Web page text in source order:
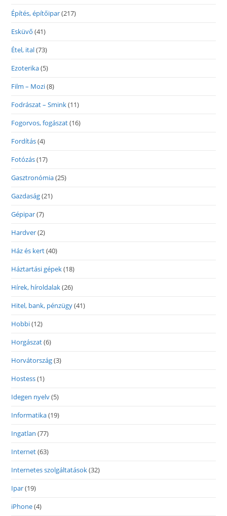
Építés, építőipar(217)
Esküvő (41)
Étel, ital(73)
Ezoterika(5)
Film – Mozi(8)
Fodrászat – Smink(11)
Fogorvos, fogászat(16)
Fordítás(4)
Fotózás(17)
Gasztronómia(25)
Gazdaság(21)
Gépipar(7)
Hardver(2)
Ház és kert(40)
Háztartási gépek(18)
Hírek, híroldalak(26)
Hitel, bank, pénzügy(41)
Hobbi(12)
Horgászat(6)
Horvátország(3)
Hostess(1)
Idegen nyelv(5)
Informatika(19)
Ingatlan (77)
Internet(63)
Internetes szolgáltatások(32)
Ipar(19)
iPhone(4)